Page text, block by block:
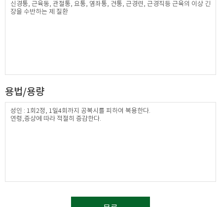
신경통, 근육동, 관절통, 요통, 염좌통, 견통, 근경련, 근경직등 근육의 이상 긴
장을 수반하는 제 질환
용법/용량
성인 : 1회2정, 1일4회까지 공복시를 피하여 복용한다.
연령,증상에 따라 적절히 증감한다.​